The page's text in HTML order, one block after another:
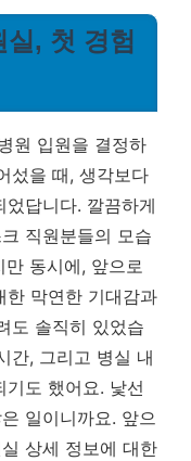
, 첫 경험
원 입원을 결정하
섰을 때, 생각보다
답니다. 깔끔하게
직원분들의 모습
동시에, 앞으로
한 막연한 기대감과
도 솔직히 있었습
간, 그리고 병실 내
기도 했어요. 낯선
일이니까요. 앞으
상세 정보에 대한